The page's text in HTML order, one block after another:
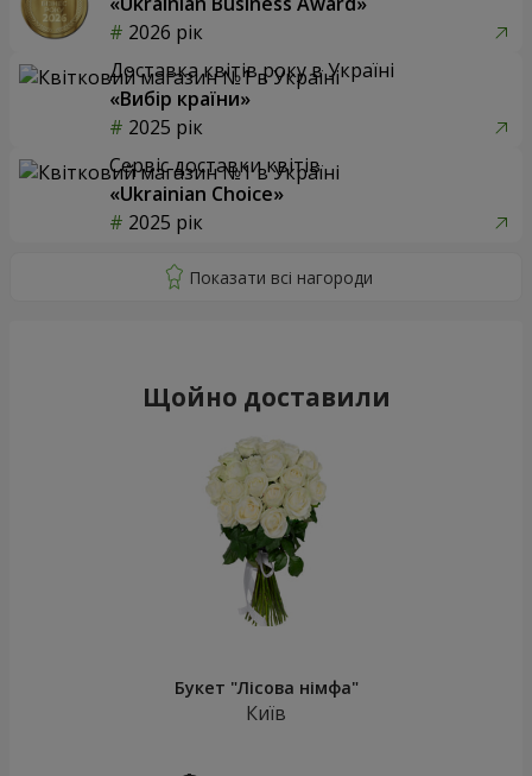
2026 рік
Доставка квітів року в Україні
«Вибір країни»
2025 рік
Сервіс доставки квітів
«Ukrainian Choice»
2025 рік
Щойно доставили
Букет "Лісова німфа"
Київ